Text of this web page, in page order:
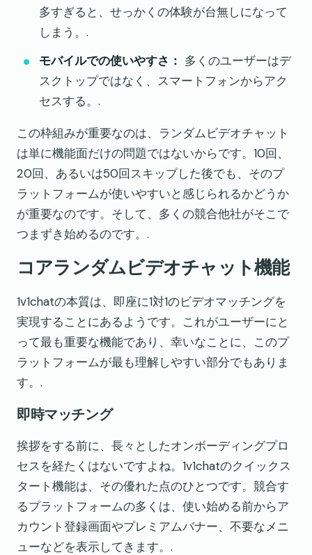
多すぎると、せっかくの体験が台無しになって
しまう。.
モバイルでの使いやすさ： 多くのユーザーはデ
スクトップではなく、スマートフォンからアク
セスする。.
この枠組みが重要なのは、ランダムビデオチャット
は単に機能面だけの問題ではないからです。10回、
20回、あるいは50回スキップした後でも、そのプ
ラットフォームが使いやすいと感じられるかどうか
が重要なのです。そして、多くの競合他社がそこで
つまずき始めるのです。.
コアランダムビデオチャット機能
1v1chatの本質は、即座に1対1のビデオマッチングを
実現することにあるようです。これがユーザーにと
って最も重要な機能であり、幸いなことに、このプ
ラットフォームが最も理解しやすい部分でもありま
す。.
即時マッチング
挨拶をする前に、長々としたオンボーディングプロ
セスを経たくはないですよね。1v1chatのクイックス
タート機能は、その優れた点のひとつです。競合す
るプラットフォームの多くは、使い始める前からア
カウント登録画面やプレミアムバナー、不要なメニ
ューなどを表示してきます。.